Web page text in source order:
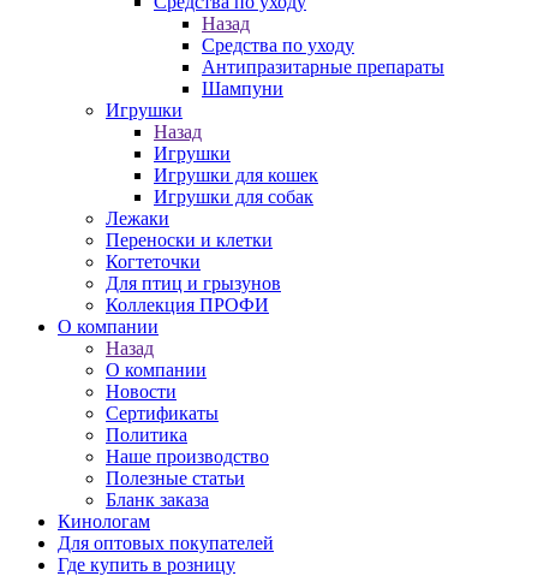
Назад
Средства по уходу
Антипразитарные препараты
Шампуни
Игрушки
Назад
Игрушки
Игрушки для кошек
Игрушки для собак
Лежаки
Переноски и клетки
Когтеточки
Для птиц и грызунов
Коллекция ПРОФИ
О компании
Назад
О компании
Новости
Сертификаты
Политика
Наше производство
Полезные статьи
Бланк заказа
Кинологам
Для оптовых покупателей
Где купить в розницу